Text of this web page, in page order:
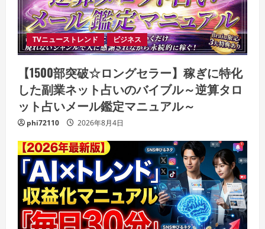
TVニューストレンド ビジネス
【1500部突破☆ロングセラー】稼ぎに特化
した副業ネット占いのバイブル～逆算タロ
ット占いメール鑑定マニュアル～
phi72110 2026年8月4日